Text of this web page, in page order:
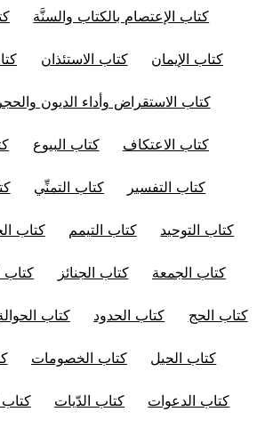
كتاب الإعتصام بالكتاب والسنَّة
كتاب الإيمان كتاب الاستئذان
كتاب الاستقراض وأداء الديون
كتاب الاعتكاف كتاب البيوع
كتاب التفسير كتاب التمنِّي
كتاب التوحيد كتاب التيمم كتاب
كتاب الجمعة كتاب الجنائز كتاب
كتاب الحج كتاب الحدود كتاب
كتاب الحيل كتاب الخصومات
كتاب الدعوات كتاب الدّيات كتاب